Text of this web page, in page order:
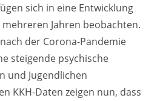
sich in eine Entwicklung
Jahren beobachten.
der Corona-Pandemie
steigende psychische
und Jugendlichen
KKH-Daten zeigen nun, dass